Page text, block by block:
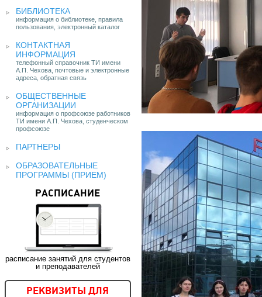
БИБЛИОТЕКА
информация о библиотеке, правила
пользования, электронный каталог
КОНТАКТНАЯ
ИНФОРМАЦИЯ
телефонный справочник ТИ имени
А.П. Чехова, почтовые и электронные
адреса, обратная связь
ОБЩЕСТВЕННЫЕ
ОРГАНИЗАЦИИ
информация о профсоюзе работников
ТИ имени А.П. Чехова, студенческом
профсоюзе
ПАРТНЕРЫ
ОБРАЗОВАТЕЛЬНЫЕ
ПРОГРАММЫ (ПРИЕМ)
РАСПИСАНИЕ
расписание занятий для студентов
и преподавателей
РЕКВИЗИТЫ ДЛЯ